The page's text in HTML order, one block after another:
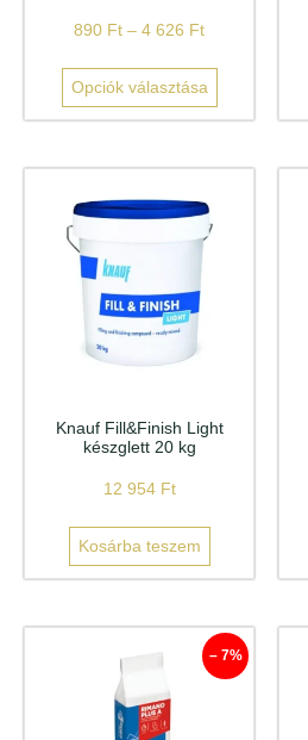
890 Ft – 4 626 Ft
Opciók választása
Knauf Fill&Finish Light
készglett 20 kg
12 954 Ft
Kosárba teszem
– 7%